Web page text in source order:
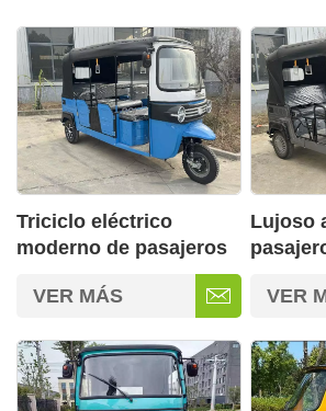
Triciclo eléctrico
moderno de pasajeros
para adultos con envío
rápido
VER MÁS
Lujoso
VER